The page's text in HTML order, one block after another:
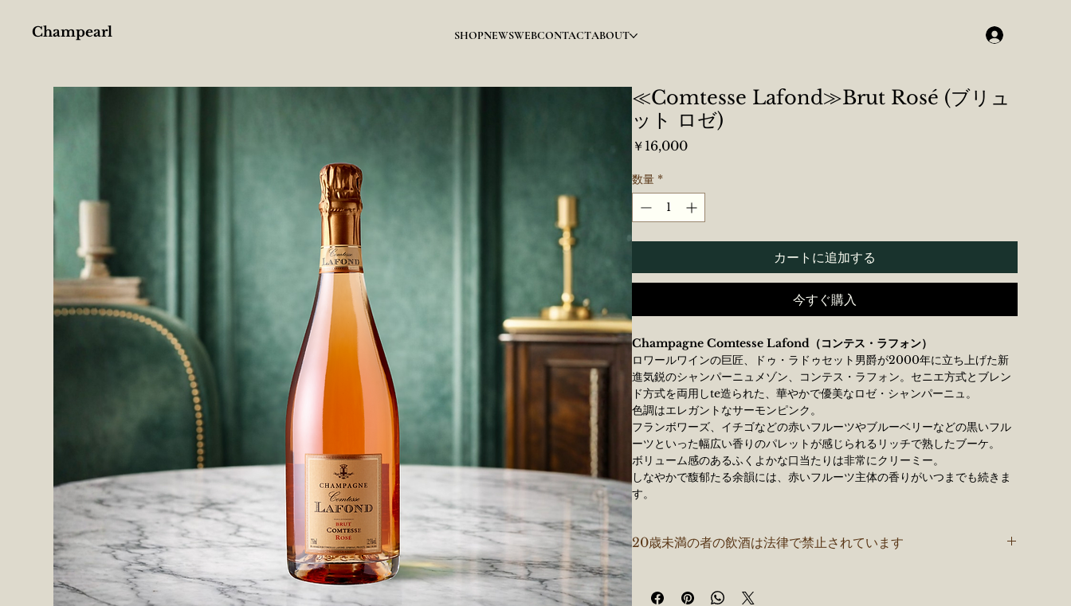
Champearl SHOPNEWSWEBCONTACTABOUT
≪Comtesse Lafond≫Brut Rosé (ブリュ
ット ロゼ)
￥16,000価
数量 *
カートに追加する
今すぐ購入
Champagne Comtesse Lafond（コンテス・ラフォン）
ロワールワインの巨匠、ドゥ・ラドゥセット男爵が2000年に立ち上げた新
進気鋭のシャンパーニュメゾン、コンテス・ラフォン。セニエ方式とブレン
ド方式を両用しte造られた、華やかで優美なロゼ・シャンパーニュ。
色調はエレガントなサーモンピンク。
フランボワーズ、イチゴなどの赤いフルーツやブルーベリーなどの黒いフル
ーツといった幅広い香りのパレットが感じられるリッチで熟したブーケ。
ボリューム感のあるふくよかな口当たりは非常にクリーミー。
しなやかで馥郁たる余韻には、赤いフルーツ主体の香りがいつまでも続きま
す。
シャンパーニュデータ
セパージュ：Pinot Noir 80％、Chardonnay 20％
特記事項：
セニエ方式とブレンド方式を併用して造られた、華やかで優
20歳未満の者の飲酒は法律で禁止されています